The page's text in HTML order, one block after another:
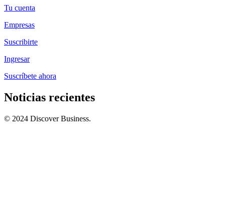
Tu cuenta
Empresas
Suscribirte
Ingresar
Suscríbete ahora
Noticias recientes
© 2024 Discover Business.